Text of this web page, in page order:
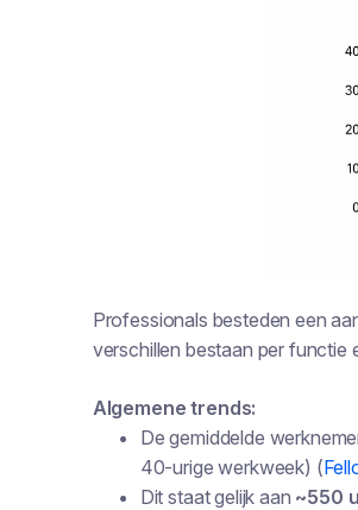
Professionals besteden een
verschillen bestaan per functie
Algemene trends:
De gemiddelde
40-urige werkweek) (
Dit staat gelijk aan ~550